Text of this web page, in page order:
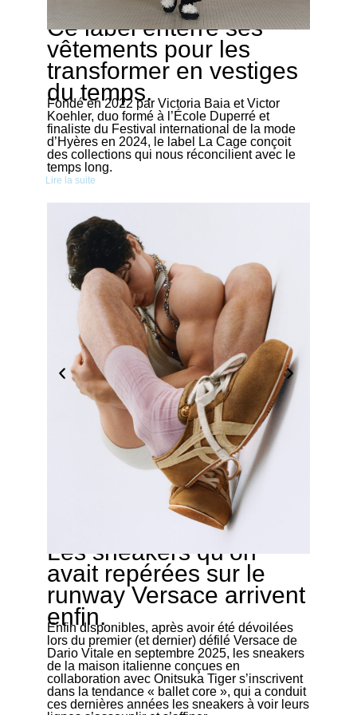
Ce label enterre ses
vêtements pour les
transformer en vestiges
du temps.
Fondé en 2022 par Victoria Baia et Victor
Koehler, duo formé à l’École Duperré et
finaliste du Festival international de la mode
d’Hyères en 2024, le label La Cage conçoit
des collections qui nous réconcilient avec le
temps long.
Lire la suite
Les sneakers qu’on
avait repérées sur le
runway Versace arrivent
enfin.
Enfin disponibles, après avoir été dévoilées
lors du premier (et dernier) défilé Versace de
Dario Vitale en septembre 2025, les sneakers
de la maison italienne conçues en
collaboration avec Onitsuka Tiger s’inscrivent
dans la tendance « ballet core », qui a conduit
ces dernières années les sneakers à voir leurs